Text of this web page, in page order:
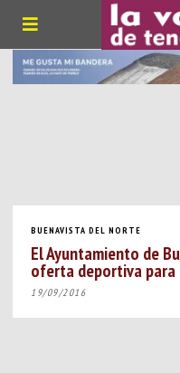
BUENAVISTA DEL NORTE
El Ayuntamiento de
oferta deportiva para
19/09/2016